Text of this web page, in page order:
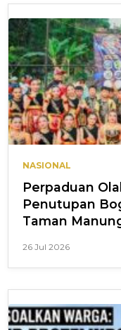
NASIONAL
Perpaduan
Penutupan
Taman
26 Jul 2026